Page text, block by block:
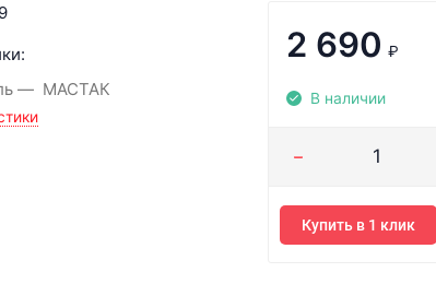
МАСТАК
2 690 ₽
В наличии
Купить в 1 клик